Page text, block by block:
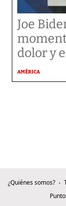
Joe
dolor y
AMÉRICA
¿Quiénes somos?